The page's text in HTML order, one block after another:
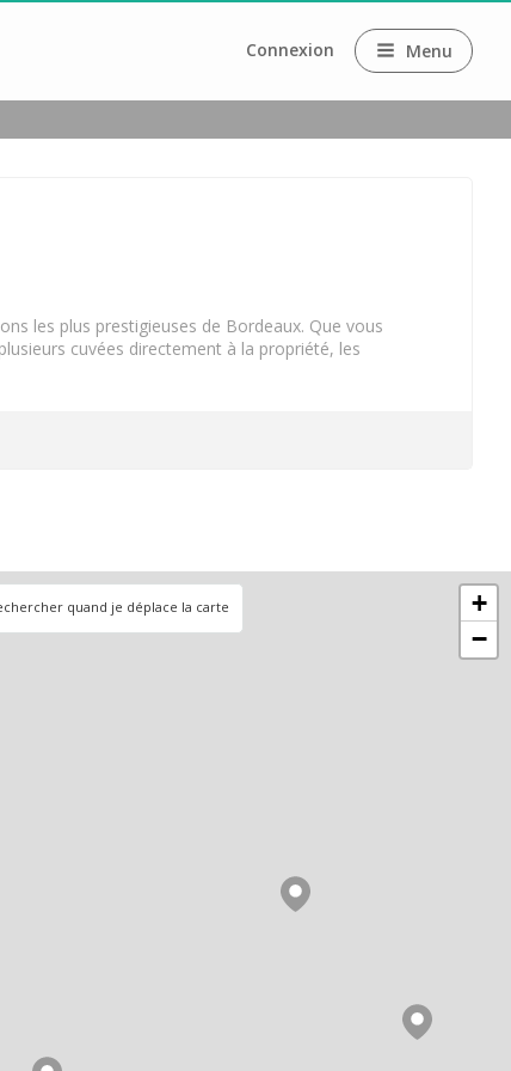
Connexion Menu
les plus prestigieuses de Bordeaux. Que vous
cuvées directement à la propriété, les
+
−
quand je déplace la carte